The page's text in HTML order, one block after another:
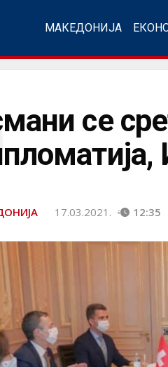
МАКЕДОНИЈА
се
17.03.2021. 12:35